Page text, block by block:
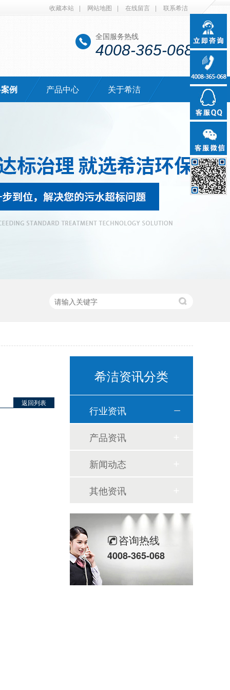
收藏本站 | 网站地图 | 在线留言 | 联系希洁
全国服务热线
4008-365-068
例 产品中心 关于希洁
返回列表
希洁资讯分类
行业资讯
产品资讯
新闻动态
其他资讯
咨询热线
4008-365-068